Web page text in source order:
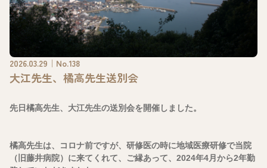
2026.03.29｜No.138
大江先生、橘高先生送別会
先日橘高先生、大江先生の送別会を開催しました。
橘高先生は、コロナ前ですが、研修医の時に地域医療研修で当院
（旧藤井病院）に来てくれて、ご縁あって、2024年4月から2年勤